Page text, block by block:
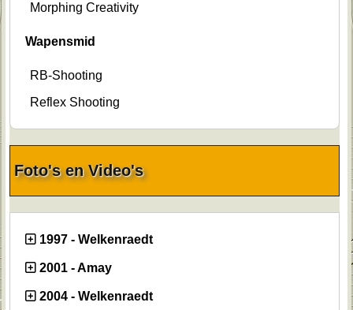
Morphing Creativity
Wapensmid
RB-Shooting
Reflex Shooting
Foto's en Video's
1997 - Welkenraedt
2001 - Amay
2004 - Welkenraedt